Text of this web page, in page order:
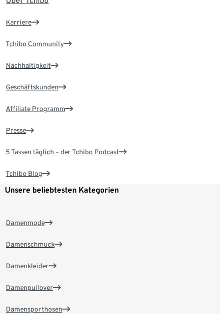
Karriere
Tchibo Community
Nachhaltigkeit
Geschäftskunden
Affiliate Programm
Presse
5 Tassen täglich – der Tchibo Podcast
Tchibo Blog
Unsere beliebtesten Kategorien
Damenmode
Damenschmuck
Damenkleider
Damenpullover
Damensporthosen